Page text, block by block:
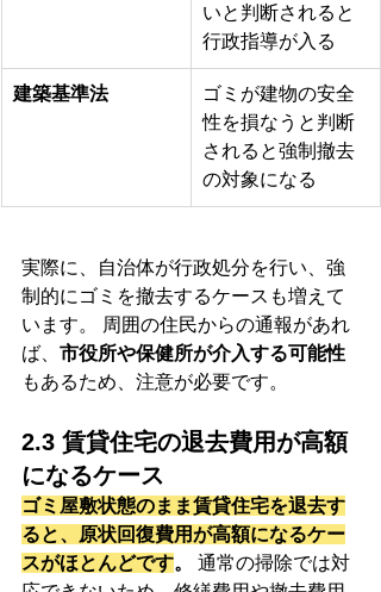
いと判断されると
行政指導が入る
建築基準法
ゴミが建物の安全
性を損なうと判断
されると強制撤去
の対象になる
実際に、自治体が行政処分を行い、強
制的にゴミを撤去するケースも増えて
います。 周囲の住民からの通報があれ
ば、 市役所や保健所が介入する可能性
もあるため、注意が必要です。
2.3 賃貸住宅の退去費用が高額
になるケース
ゴミ屋敷状態のまま賃貸住宅を退去す
ると、原状回復費用が高額になるケー
スがほとんどです。
通常の掃除では対